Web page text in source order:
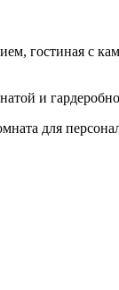
гостиная с
и
для